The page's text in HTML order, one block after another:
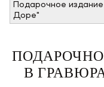
Подарочное
Доре"
В